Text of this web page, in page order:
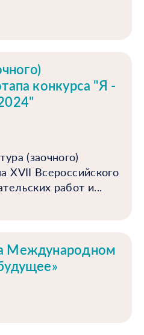
конкурса "Я -
(заочного)
XVII Всероссийского
работ и...
Международном